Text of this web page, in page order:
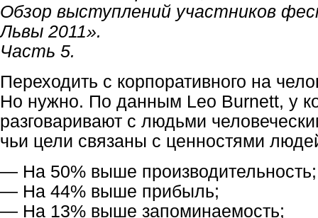
Обзор выступлений участников
Львы 2011».
Часть 5.
Переходить с корпоративного на
Но нужно. По данным Leo Burnett, у
разговаривают с людьми
чьи цели связаны с ценностями
— На 50% выше производительность;
— На 44% выше прибыль;
— На 13% выше запоминаемость;